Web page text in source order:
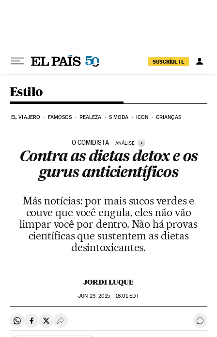
SUSCRÍBETE
Estilo
EL VIAJERO FAMOSOS REALEZA S MODA ICON CRIANÇAS
O COMIDISTA ANÁLISE i
Contra as dietas detox e os
gurus anticientíficos
Más notícias: por mais sucos verdes e
couve que você engula, eles não vão
limpar você por dentro. Não há provas
científicas que sustentem as dietas
desintoxicantes.
JORDI LUQUE
JUN 23, 2015 - 16:01EDT
Compartir en Whatsapp
Compartir en Facebook
Compartir en Twitter
Desplegar Redes Sociales